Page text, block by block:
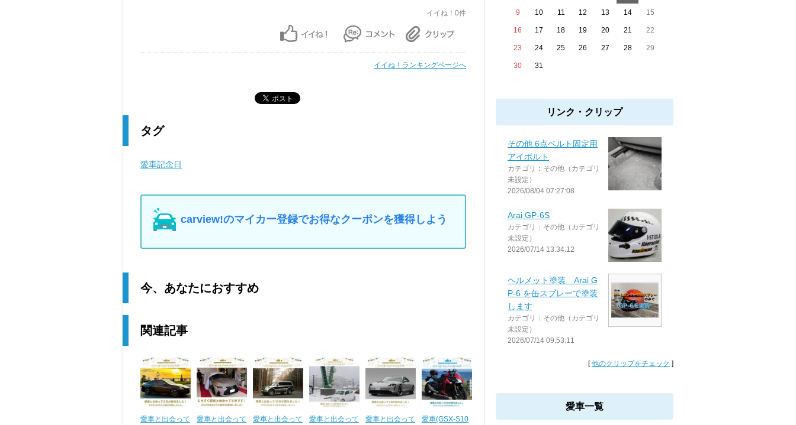
イイね！0件
イイね！ランキングページへ
タグ
愛車記念日
carview!のマイカー登録でお得なクーポンを獲得しよう
今、あなたにおすすめ
関連記事
愛車と出会って
愛車と出会って
愛車と出会って
愛車と出会って
愛車と出会って
愛車(GSX-S10
9 10 11 12 13 14 15
16 17 18 19 20 21 22
23 24 25 26 27 28 29
30 31
リンク・クリップ
その他 6点ベルト固定用
アイボルト
カテゴリ：その他（カテゴリ
未設定）
2026/08/04 07:27:08
Arai GP-6S
カテゴリ：その他（カテゴリ
未設定）
2026/07/14 13:34:12
ヘルメット塗装 Arai G
P-6 を缶スプレーで塗装
します
カテゴリ：その他（カテゴリ
未設定）
2026/07/14 09:53:11
[他のクリップをチェック ]
愛車一覧